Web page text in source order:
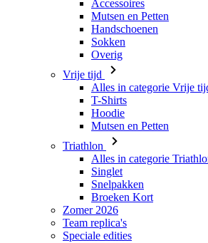
Vrije tijd
Alles in categorie Vrije tijd
T-Shirts
Hoodie
Mutsen en Petten
Triathlon
Alles in categorie Triathlon
Singlet
Snelpakken
Broeken Kort
Zomer 2026
Team replica's
Speciale edities
Opruiming
Waardebonnen
Kinderen
Alles in categorie Kinderen